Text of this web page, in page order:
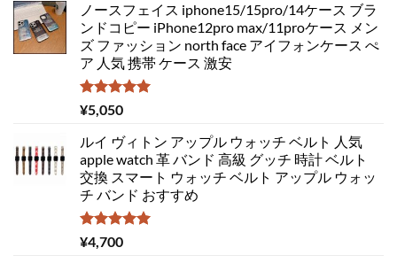
ノースフェイス iphone15/15pro/14ケース ブラ
ンドコピー iPhone12pro max/11proケース メン
ズ ファッション north face アイフォンケース ぺ
ア 人気 携帯 ケース 激安
5段階中
5.00
¥5,050
ルイ ヴィトン アップル ウォッチ ベルト 人気
apple watch 革 バンド 高級 グッチ 時計 ベルト
交換 スマート ウォッチ ベルト アップル ウォッ
チ バンド おすすめ
5段階中
5.00
¥4,700